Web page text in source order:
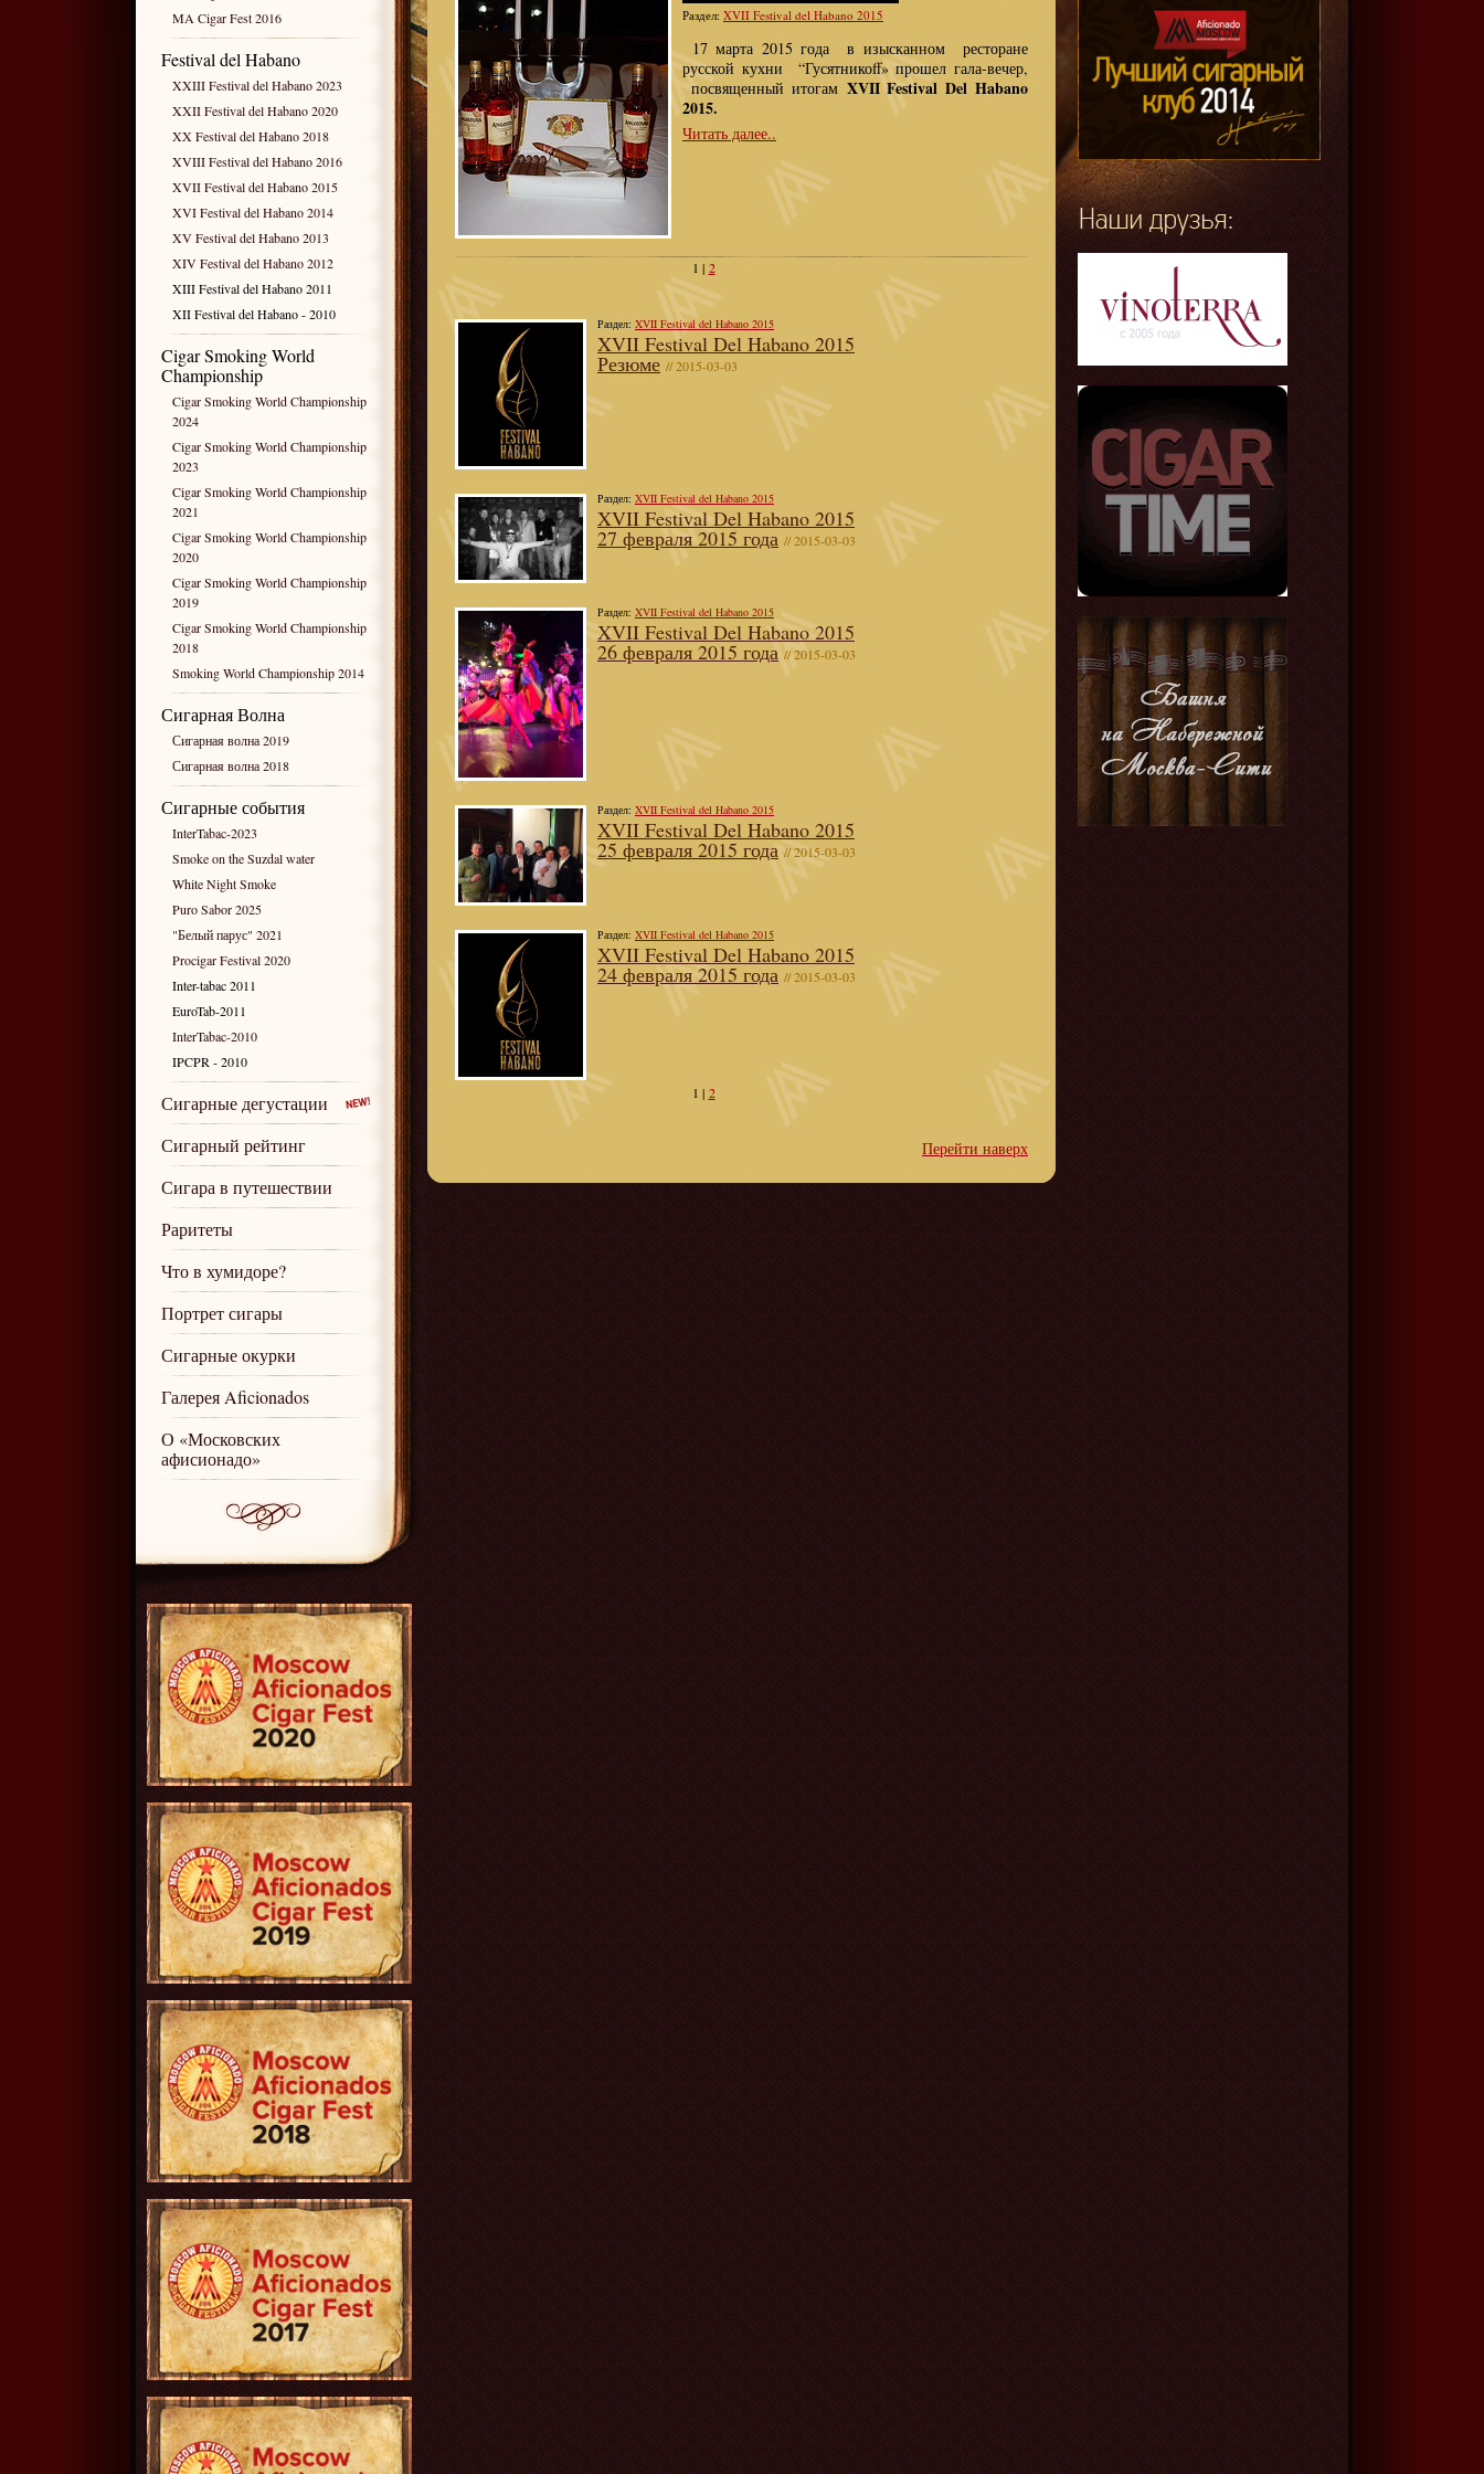
MA Cigar Fest 2016
Festival del Habano
XXIII Festival del Habano 2023
XXII Festival del Habano 2020
XX Festival del Habano 2018
XVIII Festival del Habano 2016
XVII Festival del Habano 2015
XVI Festival del Habano 2014
XV Festival del Habano 2013
XIV Festival del Habano 2012
XIII Festival del Habano 2011
XII Festival del Habano - 2010
Cigar Smoking World
Championship
Cigar Smoking World Championship
2024
Cigar Smoking World Championship
2023
Cigar Smoking World Championship
2021
Cigar Smoking World Championship
2020
Cigar Smoking World Championship
2019
Cigar Smoking World Championship
2018
Smoking World Championship 2014
Сигарная Волна
Сигарная волна 2019
Сигарная волна 2018
Сигарные события
InterTabac-2023
Smoke on the Suzdal water
White Night Smoke
Puro Sabor 2025
"Белый парус" 2021
Procigar Festival 2020
Inter-tabac 2011
EuroTab-2011
InterTabac-2010
IPCPR - 2010
Сигарные дегустации
Сигарный рейтинг
Сигара в путешествии
Раритеты
Что в хумидоре?
Портрет сигары
Сигарные окурки
Галерея Aficionados
О «Московских
афисионадо»
Раздел: XVII Festival del Habano 2015
17 марта 2015 года в изысканном ресторане
русской кухни “Гусятникоff» прошел гала-вечер,
посвященный итогам XVII Festival Del Habano
2015.
Читать далее..
1 | 2
Раздел: XVII Festival del Habano 2015
XVII Festival Del Habano 2015
Резюме // 2015-03-03
Раздел: XVII Festival del Habano 2015
XVII Festival Del Habano 2015
27 февраля 2015 года // 2015-03-03
Раздел: XVII Festival del Habano 2015
XVII Festival Del Habano 2015
26 февраля 2015 года // 2015-03-03
Раздел: XVII Festival del Habano 2015
XVII Festival Del Habano 2015
25 февраля 2015 года // 2015-03-03
Раздел: XVII Festival del Habano 2015
XVII Festival Del Habano 2015
24 февраля 2015 года // 2015-03-03
1 | 2
Перейти наверх